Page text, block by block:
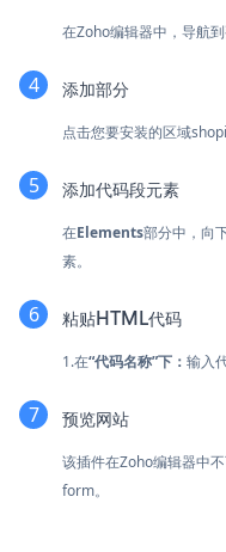
在Zoho编辑器中，导航
添加部分
点击您要安装的区域
添加代码段元素
在Elements部分中，向
素。
粘贴HTML代码
1.在“代码名称”下： 输入
预览网站
该插件在Zoho编辑器中
form。